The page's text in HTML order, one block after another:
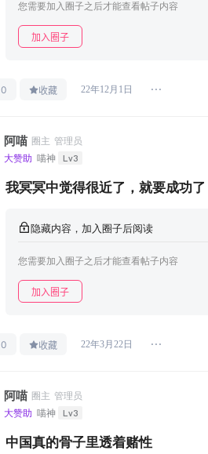
您需要加入圈子之后才能查看帖子内容
加入圈子
0 收藏 22年12月1日
阿喵 圈主 管理员
大赞助 喵神 Lv3
我冥冥中觉得很近了，就要成功了
隐藏内容，加入圈子后阅读
您需要加入圈子之后才能查看帖子内容
加入圈子
0 收藏 22年3月22日
阿喵 圈主 管理员
大赞助 喵神 Lv3
中国真的骨子里透着赌性